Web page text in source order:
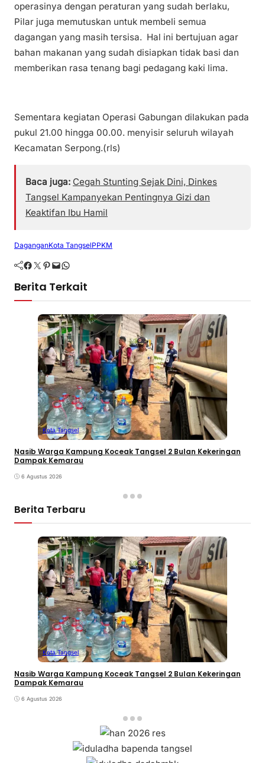
operasinya dengan peraturan yang sudah berlaku,
Pilar juga memutuskan untuk membeli semua
dagangan yang masih tersisa. Hal ini bertujuan agar
bahan makanan yang sudah disiapkan tidak basi dan
memberikan rasa tenang bagi pedagang kaki lima.
Sementara kegiatan Operasi Gabungan dilakukan pada
pukul 21.00 hingga 00.00. menyisir seluruh wilayah
Kecamatan Serpong.(rls)
Baca juga: Cegah Stunting Sejak Dini, Dinkes
Tangsel Kampanyekan Pentingnya Gizi dan
Keaktifan Ibu Hamil
DaganganKota TangselPPKM
Facebook Twitter Pinterest Mail WhatsApp
Berita Terkait
Kota Tangsel
Nasib Warga Kampung Koceak Tangsel 2 Bulan Kekeringan
Dampak Kemarau
6 Agustus 2026
Berita Terbaru
Kota Tangsel
Nasib Warga Kampung Koceak Tangsel 2 Bulan Kekeringan
Dampak Kemarau
6 Agustus 2026